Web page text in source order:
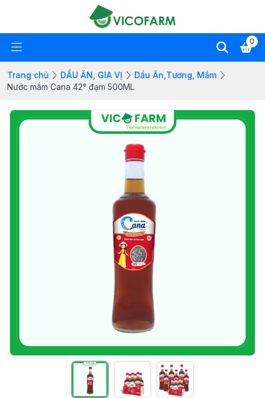
0
Trang chủ DẦU ĂN, GIA VỊ
Dầu Ăn,Tương, Mắm
Nước mắm Cana 42° đạm 500ML